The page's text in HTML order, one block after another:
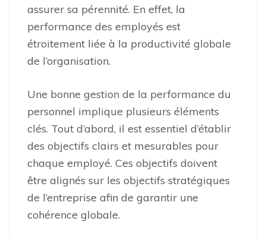
assurer sa pérennité. En effet, la
performance des employés est
étroitement liée à la productivité globale
de l’organisation.
Une bonne gestion de la performance du
personnel implique plusieurs éléments
clés. Tout d’abord, il est essentiel d’établir
des objectifs clairs et mesurables pour
chaque employé. Ces objectifs doivent
être alignés sur les objectifs stratégiques
de l’entreprise afin de garantir une
cohérence globale.